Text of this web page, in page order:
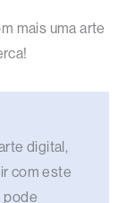
mais uma arte
digital,
com este
pode